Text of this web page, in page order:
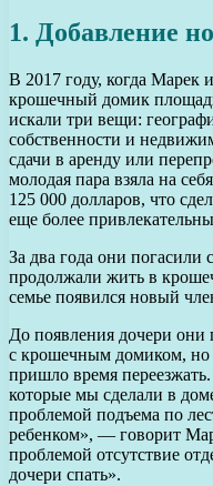
1. Добавление
В 2017 году, когда Марек
крошечный домик
искали три вещи:
собственности и
сдачи в аренду или
молодая пара взяла на
125 000 долларов, что
еще более
За два года они
продолжали жить в
семье появился новый
До появления дочери они
с крошечным домиком, но
пришло время
которые мы сделали в
проблемой подъема по
ребенком», — говорит
проблемой отсутствие
дочери спать».